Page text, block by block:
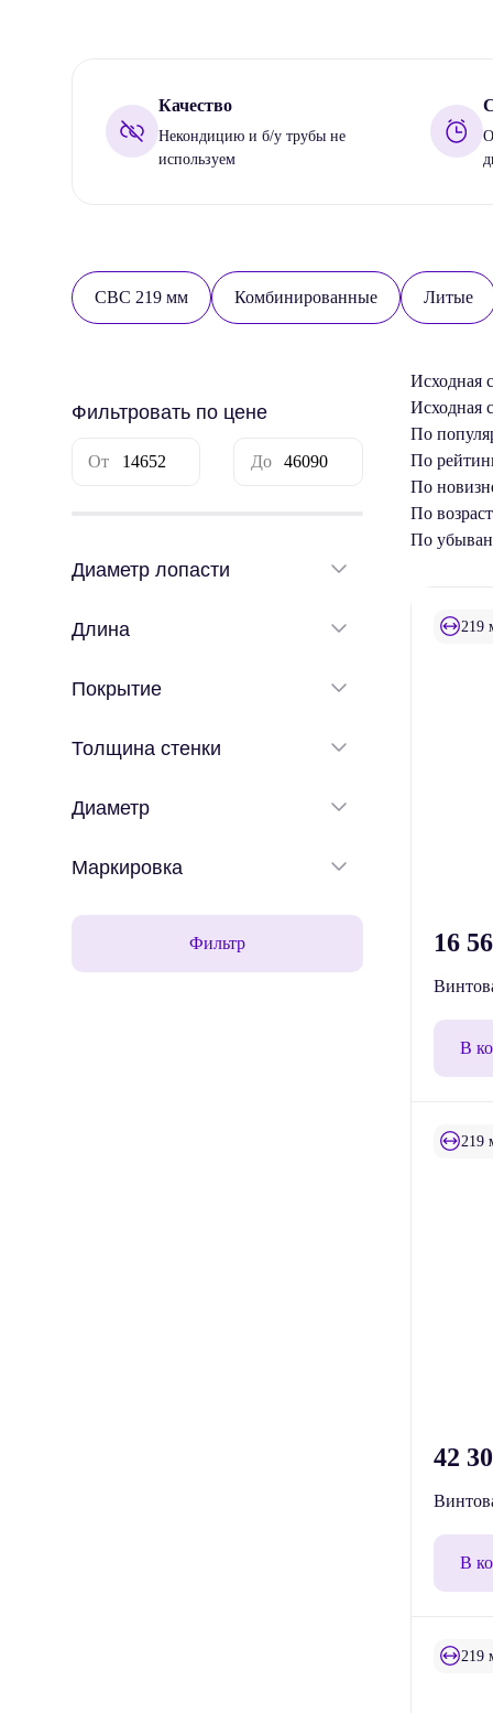
Качество
Некондицию и б/у трубы не
используем
СВС 219 мм Комбинированные Литые
Фильтровать по цене
Диаметр лопасти
Длина
Покрытие
Толщина стенки
Диаметр
Маркировка
Фильтр
Исходная
Исходная
По
По
По
По
По
219
16
В
219
42
В
219